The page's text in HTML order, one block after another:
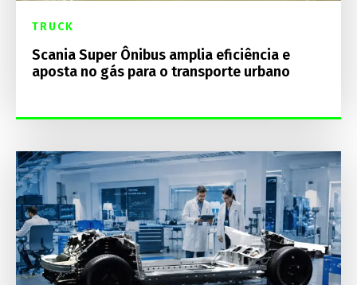
TRUCK
Scania Super Ônibus amplia eficiência e
aposta no gás para o transporte urbano